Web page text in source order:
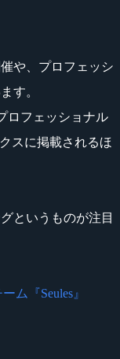
や、プロフェッシ
す。
ロフェッショナル
スに掲載されるほ
というものが注目
ム『Seules』